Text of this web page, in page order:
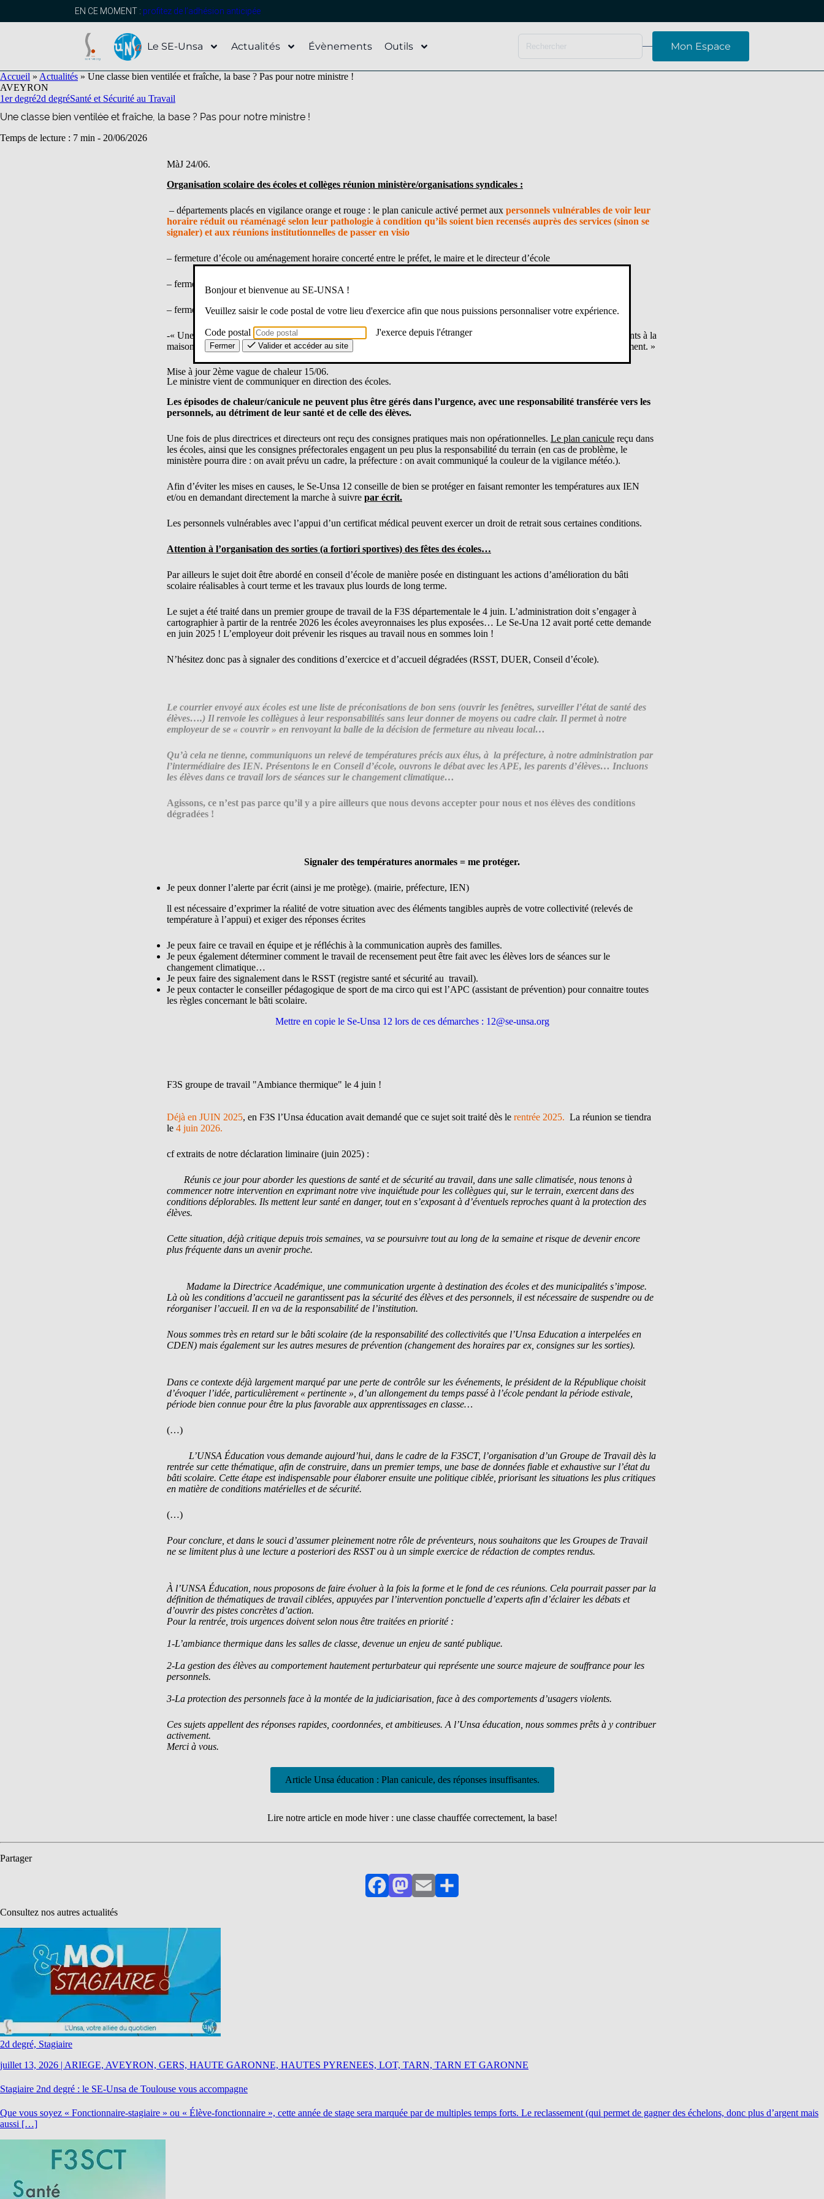
EN CE MOMENT : profitez de l’adhésion anticipée
Le SE-Unsa Actualités Évènements Outils Mon Espace
Accueil » Actualités » Une classe bien ventilée et fraîche, la base ? Pas pour notre ministre !
AVEYRON
1er degré2d degréSanté et Sécurité au Travail
Une classe bien ventilée et fraîche, la base ? Pas pour notre ministre !
Temps de lecture : 7 min - 20/06/2026
MàJ 24/06.
Organisation scolaire des écoles et collèges réunion ministère/organisations syndicales :
– départements placés en vigilance orange et rouge : le plan canicule activé permet aux personnels vulnérables de voir leur
horaire réduit ou réaménagé selon leur pathologie à condition qu’ils soient bien recensés auprès des services (sinon se
signaler) et aux réunions institutionnelles de passer en visio
– fermeture d’école ou aménagement horaire concerté entre le préfet, le maire et le directeur d’école
– fermeture de collège ou aménagement horaire décidé par le chef d’établissement
– fermeture = aucun personnel sur site
-« Une bienveillance particulière sera observée pour les familles qui souhaiteraient garder, à titre exceptionnel, leurs enfants à la
maison, sous réserve de la bonne information du directeur, de la directrice d’école ou de la cheffe ou du chef d’établissement. »
Mise à jour 2ème vague de chaleur 15/06.
Le ministre vient de communiquer en direction des écoles.
Les épisodes de chaleur/canicule ne peuvent plus être gérés dans l’urgence, avec une responsabilité transférée vers les
personnels, au détriment de leur santé et de celle des élèves.
Une fois de plus directrices et directeurs ont reçu des consignes pratiques mais non opérationnelles. Le plan canicule reçu dans
les écoles, ainsi que les consignes préfectorales engagent un peu plus la responsabilité du terrain (en cas de problème, le
ministère pourra dire : on avait prévu un cadre, la préfecture : on avait communiqué la couleur de la vigilance météo.).
Afin d’éviter les mises en causes, le Se-Unsa 12 conseille de bien se protéger en faisant remonter les températures aux IEN
et/ou en demandant directement la marche à suivre par écrit.
Les personnels vulnérables avec l’appui d’un certificat médical peuvent exercer un droit de retrait sous certaines conditions.
Attention à l’organisation des sorties (a fortiori sportives) des fêtes des écoles…
Par ailleurs le sujet doit être abordé en conseil d’école de manière posée en distinguant les actions d’amélioration du bâti
scolaire réalisables à court terme et les travaux plus lourds de long terme.
Le sujet a été traité dans un premier groupe de travail de la F3S départementale le 4 juin. L’administration doit s’engager à
cartographier à partir de la rentrée 2026 les écoles aveyronnaises les plus exposées… Le Se-Una 12 avait porté cette demande
en juin 2025 ! L’employeur doit prévenir les risques au travail nous en sommes loin !
N’hésitez donc pas à signaler des conditions d’exercice et d’accueil dégradées (RSST, DUER, Conseil d’école).
Le courrier envoyé aux écoles est une liste de préconisations de bon sens (ouvrir les fenêtres, surveiller l’état de santé des
élèves….) Il renvoie les collègues à leur responsabilités sans leur donner de moyens ou cadre clair. Il permet à notre
employeur de se « couvrir » en renvoyant la balle de la décision de fermeture au niveau local…
Qu’à cela ne tienne, communiquons un relevé de températures précis aux élus, à la préfecture, à notre administration par
l’intermédiaire des IEN. Présentons le en Conseil d’école, ouvrons le débat avec les APE, les parents d’élèves… Incluons
les élèves dans ce travail lors de séances sur le changement climatique…
Agissons, ce n’est pas parce qu’il y a pire ailleurs que nous devons accepter pour nous et nos élèves des conditions
dégradées !
Signaler des températures anormales = me protéger.
Je peux donner l’alerte par écrit (ainsi je me protège). (mairie, préfecture, IEN)
ll est nécessaire d’exprimer la réalité de votre situation avec des éléments tangibles auprès de votre collectivité (relevés de
température à l’appui) et exiger des réponses écrites
Je peux faire ce travail en équipe et je réfléchis à la communication auprès des familles.
Je peux également déterminer comment le travail de recensement peut être fait avec les élèves lors de séances sur le
changement climatique…
Je peux faire des signalement dans le RSST (registre santé et sécurité au travail).
Je peux contacter le conseiller pédagogique de sport de ma circo qui est l’APC (assistant de prévention) pour connaitre toutes
les règles concernant le bâti scolaire.
Mettre en copie le Se-Unsa 12 lors de ces démarches : 12@se-unsa.org
F3S groupe de travail "Ambiance thermique" le 4 juin !
Déjà en JUIN 2025, en F3S l’Unsa éducation avait demandé que ce sujet soit traité dès le rentrée 2025. La réunion se tiendra
le 4 juin 2026.
cf extraits de notre déclaration liminaire (juin 2025) :
Réunis ce jour pour aborder les questions de santé et de sécurité au travail, dans une salle climatisée, nous tenons à
commencer notre intervention en exprimant notre vive inquiétude pour les collègues qui, sur le terrain, exercent dans des
conditions déplorables. Ils mettent leur santé en danger, tout en s’exposant à d’éventuels reproches quant à la protection des
élèves.
Cette situation, déjà critique depuis trois semaines, va se poursuivre tout au long de la semaine et risque de devenir encore
plus fréquente dans un avenir proche.
Madame la Directrice Académique, une communication urgente à destination des écoles et des municipalités s’impose.
Là où les conditions d’accueil ne garantissent pas la sécurité des élèves et des personnels, il est nécessaire de suspendre ou de
réorganiser l’accueil. Il en va de la responsabilité de l’institution.
Nous sommes très en retard sur le bâti scolaire (de la responsabilité des collectivités que l’Unsa Education a interpelées en
CDEN) mais également sur les autres mesures de prévention (changement des horaires par ex, consignes sur les sorties).
Dans ce contexte déjà largement marqué par une perte de contrôle sur les événements, le président de la République choisit
d’évoquer l’idée, particulièrement « pertinente », d’un allongement du temps passé à l’école pendant la période estivale,
période bien connue pour être la plus favorable aux apprentissages en classe…
(…)
L’UNSA Éducation vous demande aujourd’hui, dans le cadre de la F3SCT, l’organisation d’un Groupe de Travail dès la
rentrée sur cette thématique, afin de construire, dans un premier temps, une base de données fiable et exhaustive sur l’état du
bâti scolaire. Cette étape est indispensable pour élaborer ensuite une politique ciblée, priorisant les situations les plus critiques
en matière de conditions matérielles et de sécurité.
(…)
Pour conclure, et dans le souci d’assumer pleinement notre rôle de préventeurs, nous souhaitons que les Groupes de Travail
ne se limitent plus à une lecture a posteriori des RSST ou à un simple exercice de rédaction de comptes rendus.
À l’UNSA Éducation, nous proposons de faire évoluer à la fois la forme et le fond de ces réunions. Cela pourrait passer par la
définition de thématiques de travail ciblées, appuyées par l’intervention ponctuelle d’experts afin d’éclairer les débats et
d’ouvrir des pistes concrètes d’action.
Pour la rentrée, trois urgences doivent selon nous être traitées en priorité :
1-L’ambiance thermique dans les salles de classe, devenue un enjeu de santé publique.
2-La gestion des élèves au comportement hautement perturbateur qui représente une source majeure de souffrance pour les
personnels.
3-La protection des personnels face à la montée de la judiciarisation, face à des comportements d’usagers violents.
Ces sujets appellent des réponses rapides, coordonnées, et ambitieuses. A l’Unsa éducation, nous sommes prêts à y contribuer
activement.
Merci à vous.
Article Unsa éducation : Plan canicule, des réponses insuffisantes.
Lire notre article en mode hiver : une classe chauffée correctement, la base!
Partager
FacebookMastodon
EmailPartager
Consultez nos autres actualités
2d degré, Stagiaire
juillet 13, 2026 | ARIEGE, AVEYRON, GERS, HAUTE GARONNE, HAUTES PYRENEES, LOT, TARN, TARN ET GARONNE
Stagiaire 2nd degré : le SE-Unsa de Toulouse vous accompagne
Que vous soyez « Fonctionnaire-stagiaire » ou « Élève-fonctionnaire », cette année de stage sera marquée par de multiples temps forts. Le reclassement (qui permet de gagner des échelons, donc plus d’argent mais
aussi […]
Bonjour et bienvenue au SE-UNSA !
Veuillez saisir le code postal de votre lieu d'exercice afin que nous puissions personnaliser votre expérience.
Code postal J'exerce depuis l'étranger
Fermer Valider et accéder au site